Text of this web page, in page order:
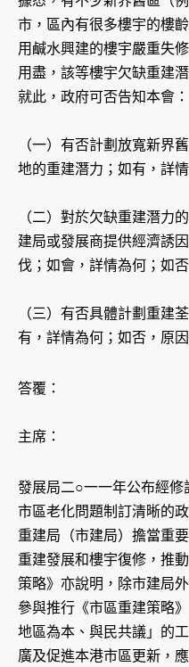
市，區內有很多樓宇的樓
用鹹水興建的樓宇嚴重失
用盡，該等樓宇欠缺重建
就此，政府可否告知本會：
（一）有否計劃放寬新界
地的重建潛力；如有，詳
（二）對於欠缺重建潛力
建局或發展商提供經濟誘
伐；如會，詳情為何；如
（三）有否具體計劃重建
有，詳情為何；如否，原
答覆：
主席：
發展局二○一一年公布經
市區老化問題制訂清晰的
重建局（市建局）擔當重
重建發展和樓宇復修，推
策略》亦說明，除市建局
參與推行《市區重建策略
地區為本、與民共議」的
廣及促進本港市區更新，